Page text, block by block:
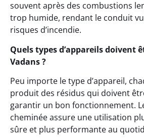
souvent après des combustions
trop humide, rendant le conduit
risques d’incendie.
Quels types d’appareils doivent
Vadans ?
Peu importe le type d’appareil,
produit des résidus qui doivent
garantir un bon fonctionnement.
cheminée assure une utilisation
sûre et plus performante au